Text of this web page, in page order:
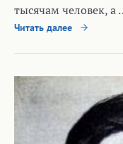
тысячам человек, а
Читать далее